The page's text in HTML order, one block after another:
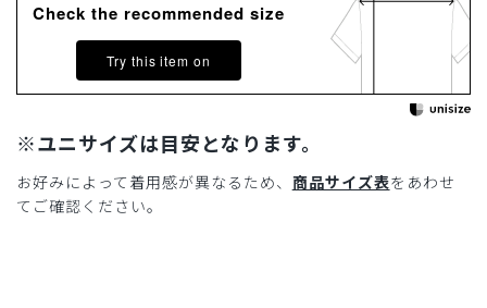
Check the recommended size
Try this item on
※ユニサイズは目安となります。
お好みによって着用感が異なるため、 商品サイズ表をあわせ
てご確認ください。